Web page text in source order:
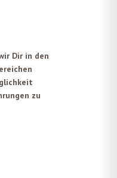
Dir in den
zu